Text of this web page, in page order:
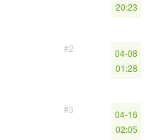
20:23
#2
04-08
01:28
#3
04-16
02:05